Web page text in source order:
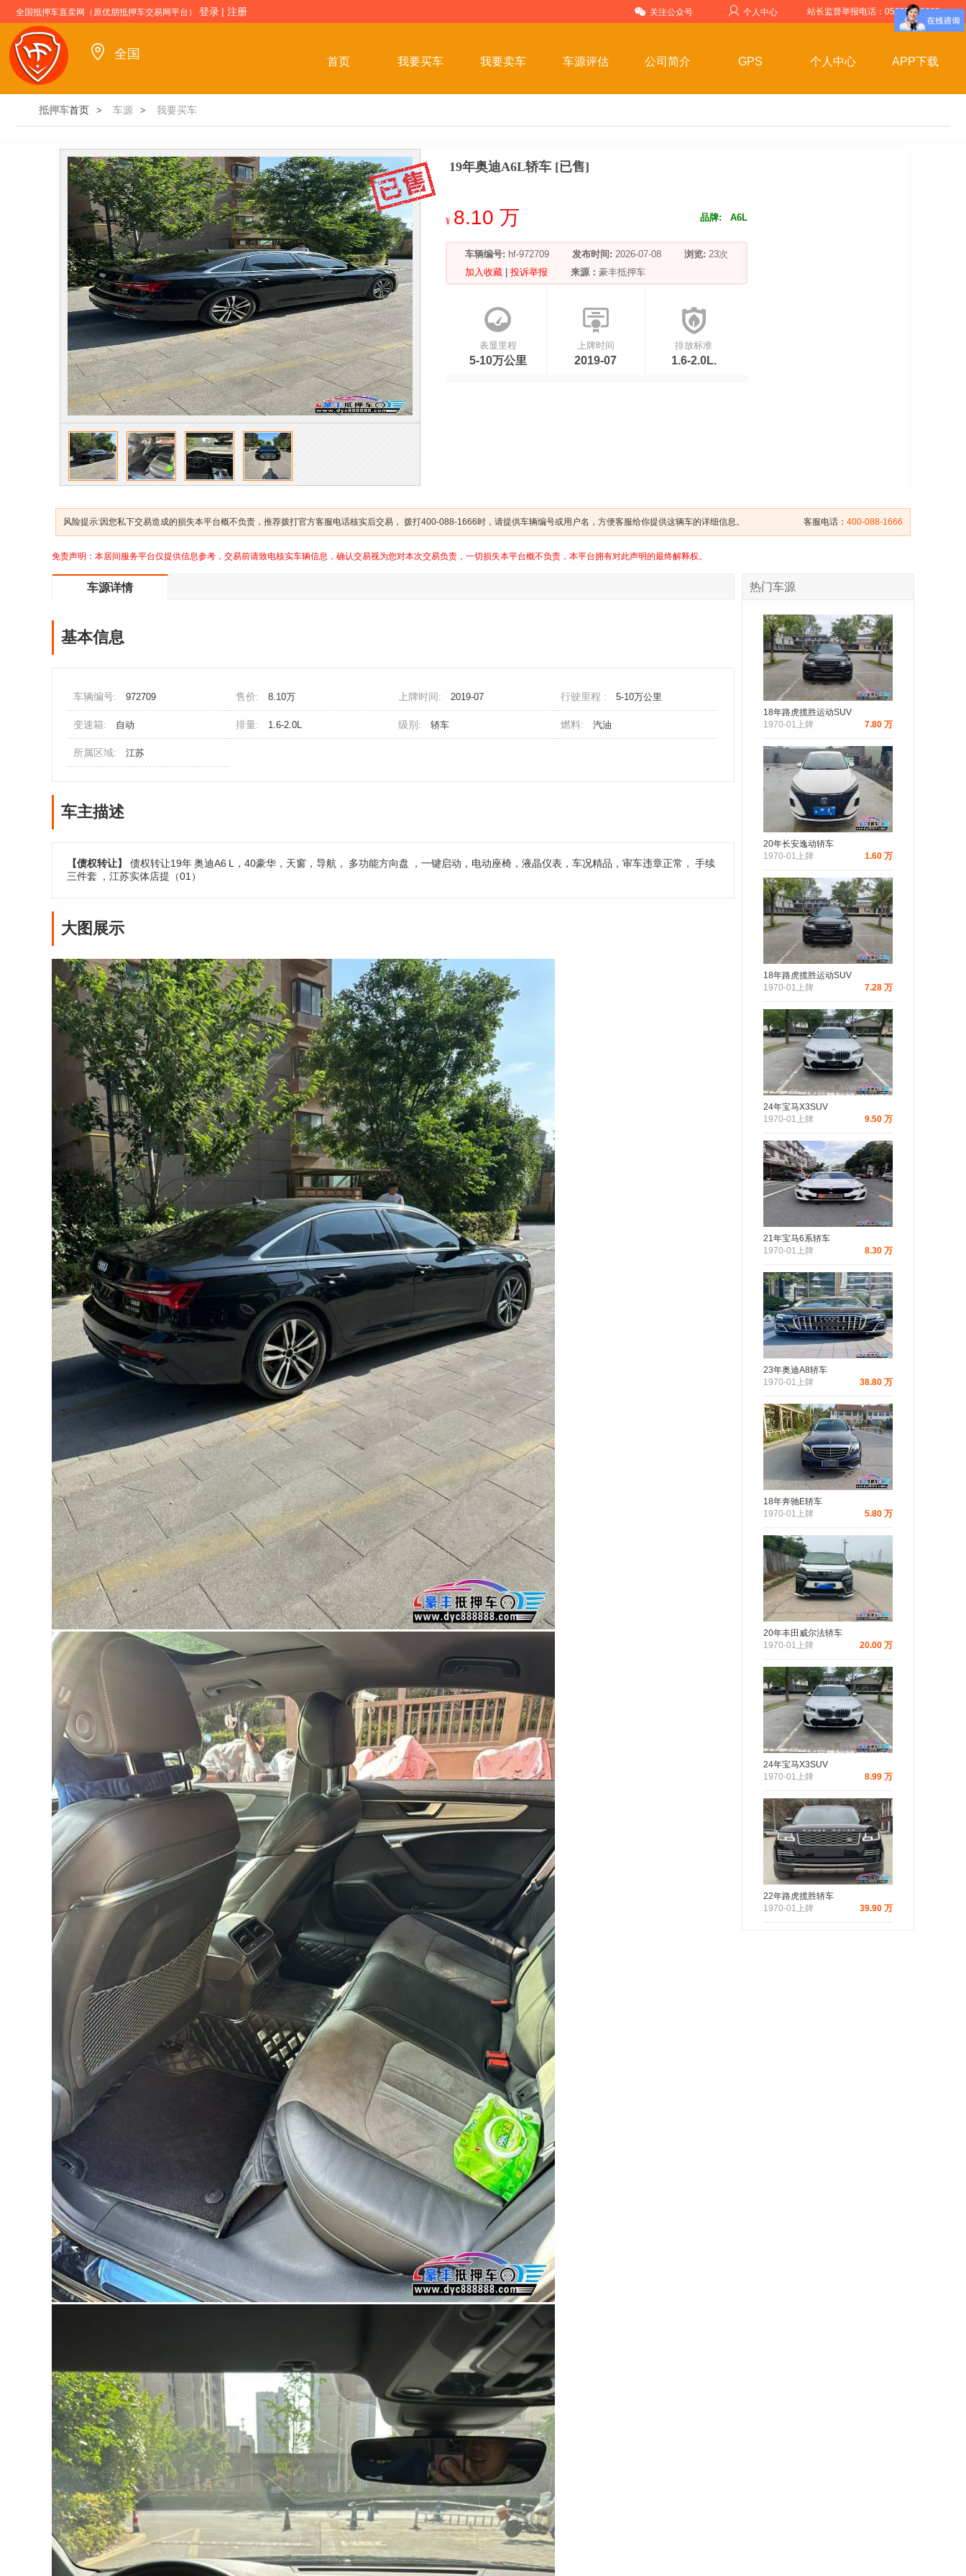
关注公众号 个人中心 站长监督举报电话：05357599999
全国抵押车直卖网（原优朋抵押车交易网平台） 登录 | 注册
全国
首页 我要买车 我要卖车 车源评估 公司简介 GPS 个人中心 APP下载
抵押车首页 > 车源 > 我要买车
19年奥迪A6L轿车 [已售]
¥ 8.10 万 品牌: A6L
车辆编号: hf-972709 发布时间: 2026-07-08 浏览: 23次
加入收藏
投诉举报 来源： 豪丰抵押车
表显里程
5-10万公里
上牌时间
2019-07
排放标准
1.6-2.0L.
客服电话： 400-088-1666
风险提示:因您私下交易造成的损失本平台概不负责，推荐拨打官方客服电话核实后交易， 拨打400-088-1666时，请提供车辆编号或用户名，方便客服给你提供这辆车的详细信息。
免责声明：本居间服务平台仅提供信息参考，交易前请致电核实车辆信息，确认交易视为您对本次交易负责，一切损失本平台概不负责，本平台拥有对此声明的最终解释权。
车源详情
基本信息
车辆编号: 972709 售价: 8.10万 上牌时间: 2019-07 行驶里程 : 5-10万公里
变速箱: 自动 排量: 1.6-2.0L 级别: 轿车 燃料: 汽油
所属区域: 江苏
车主描述
【债权转让】 债权转让19年奥迪A6 L，40豪华，天窗，导航， 多功能方向盘 ，一键启动，电动座椅，液晶仪表，车况精品，审车违章正常， 手续
三件套
，江苏实体店提（01）
大图展示
热门车源
18年路虎揽胜运动SUV
1970-01上牌
7.80 万
20年长安逸动轿车
1970-01上牌
1.60 万
18年路虎揽胜运动SUV
1970-01上牌
7.28 万
24年宝马X3SUV
1970-01上牌
9.50 万
21年宝马6系轿车
1970-01上牌
8.30 万
23年奥迪A8轿车
1970-01上牌
38.80 万
18年奔驰E轿车
1970-01上牌
5.80 万
20年丰田威尔法轿车
1970-01上牌
20.00 万
24年宝马X3SUV
1970-01上牌
8.99 万
22年路虎揽胜轿车
1970-01上牌
39.90 万